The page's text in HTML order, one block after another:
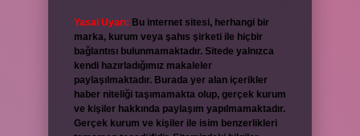
Yasal Uyarı: Bu internet sitesi, herhangi bir
marka, kurum veya şahıs şirketi ile hiçbir
bağlantısı bulunmamaktadır. Sitede yalnızca
kendi hazırladığımız makaleler
paylaşılmaktadır. Burada yer alan içerikler
haber niteliği taşımamakta olup, gerçek kurum
ve kişiler hakkında paylaşım yapılmamaktadır.
Gerçek kurum ve kişiler ile isim benzerlikleri